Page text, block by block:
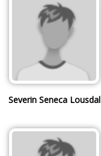
Severin Seneca Lousdal